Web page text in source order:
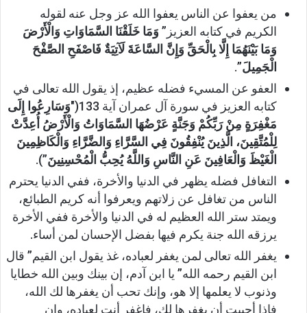
من يعفوا عن الناس يعفوا الله عز وجل عنه لقوله
الكريم في كتابه العزيز” وَمَا خَلَقْنَا السَّمَاوَاتِ وَالْأَرْضَ
وَمَا بَيْنَهُمَا إِلَّا بِالْحَقِّ وَإِنَّ السَّاعَةَ لَآتِيَةٌ فَاصْفَحِ الصَّفْحَ
الْجَمِيلَ”.
العفو عن المسيء فضله عظيم، إذ يقول الله تعالى في
كتابه العزيز في سورة آل عمران آية 133(″
وَسَارِعُوا إِلَى
مَغْفِرَةٍ مِنْ رَبِّكُمْ وَجَنَّةٍ عَرْضُهَا السَّمَاوَاتُ وَالْأَرْضُ أُعِدَّتْ
لِلْمُتَّقِينَ، الَّذِينَ يُنْفِقُونَ فِي السَّرَّاءِ وَالضَّرَّاءِ وَالْكَاظِمِينَ
الْغَيْظَ وَالْعَافِينَ عَنِ النَّاسِ وَاللَّهُ يُحِبُّ الْمُحْسِنِينَ”).
التغافل فضله يظهر في الدنيا والأخرة، ففي الدنيا يحترم
الناس من تغافل عن زلاتهم ويعرفوا أنه كريم الطبائع،
ويمتد ستر الله العظيم له في الدنيا والأخرة ففي الأخرة
يرزقه الله جنة يكرم فيها بفضل الإحسان لمن أساء.
يغفر الله تعالى لمن يغفر لعباده، غذ يقول ابن القيم” قال
ابن القيم رحمه الله” يا ابن آدم، إن بينك وبين الله خطايا
وذنوب لا يعلمها إلا هو، وإنك تحب أن يغفرها لك الله،
فإذا أحببت أن يغفرها لك، فاغفر أنت لعباده، وإن